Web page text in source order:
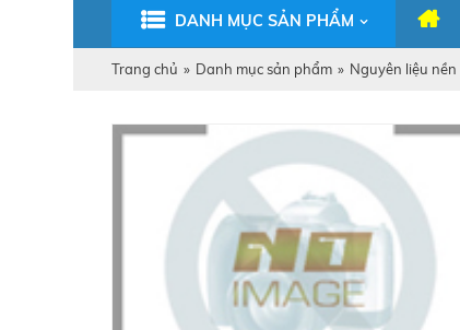
DANH MỤC SẢN PHẨM
Trang chủ » Danh mục sản phẩm » Nguyên liệu nền